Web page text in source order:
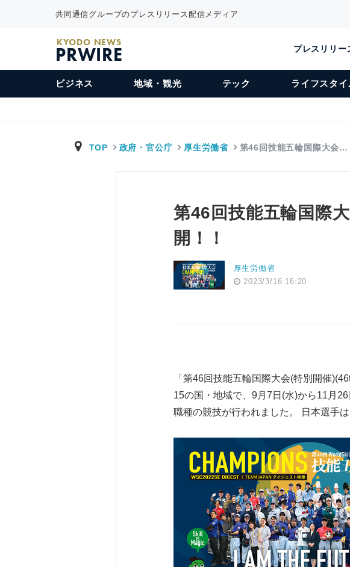
共同通信グループのプレスリリース配信メディア
KYODO NEWS
PRWIRE プレスリリー
ビジネス 地域・観光 テック ライフスタイ
TOP 政府・官公庁 厚生労働省 第46回技能五輪国際大会…
第46回技能五輪国際
開！！
厚生労働省
2023/3/16 16:20
「第46回技能五輪国際大会(特別開催
15の国・地域で、9月7日(水)から11月
職種の競技が行われました。 日本選手